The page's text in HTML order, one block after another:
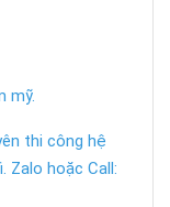
mỹ.
thi công hệ
Zalo hoặc Call: